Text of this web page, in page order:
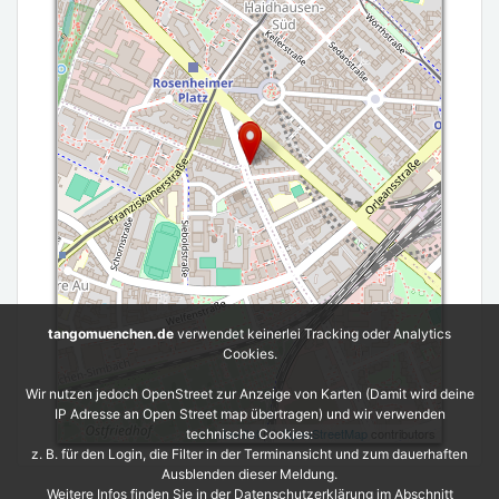
Leaflet| ©OpenStreetMap
tangomuenchen.de verwendet keinerlei Tracking oder Analytics
Cookies.
Wir nutzen jedoch OpenStreet zur Anzeige von Karten (Damit wird deine
IP Adresse an Open Street map übertragen) und wir verwenden
technische Cookies:
z. B. für den Login, die Filter in der Terminansicht und zum dauerhaften
Ausblenden dieser Meldung.
Weitere Infos finden Sie in der Datenschutzerklärung im Abschnitt